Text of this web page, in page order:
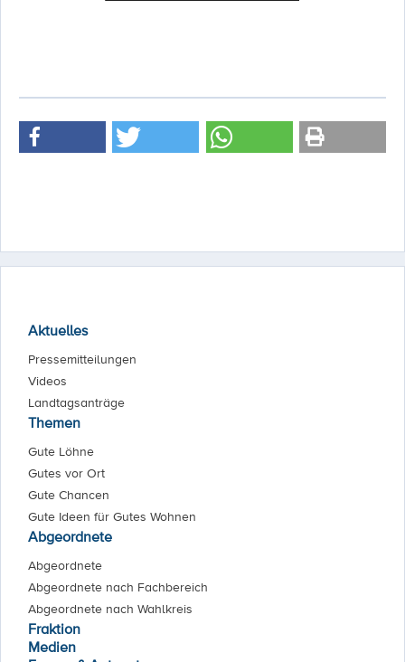
Aktuelles
Pressemitteilungen
Videos
Landtagsanträge
Themen
Gute Löhne
Gutes vor Ort
Gute Chancen
Gute Ideen für Gutes Wohnen
Abgeordnete
Abgeordnete
Abgeordnete nach Fachbereich
Abgeordnete nach Wahlkreis
Fraktion
Medien